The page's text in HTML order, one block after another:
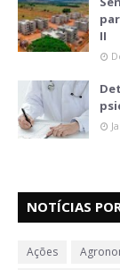
II
NOTÍCIAS
Ações